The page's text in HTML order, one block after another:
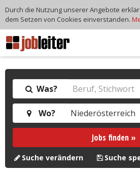
Was?
Wo?
Jobs finden »
Suche verändern Suche
Durch die Nutzung unserer Angebote
dem Setzen von Cookies einverstanden.